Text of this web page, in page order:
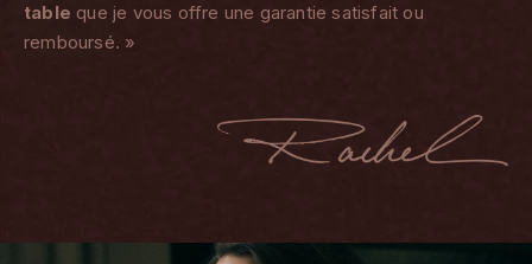
table que je vous offre une garantie satisfait ou
remboursé. »